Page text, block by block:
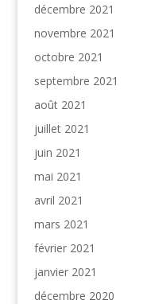
décembre 2021
novembre 2021
octobre 2021
septembre 2021
août 2021
juillet 2021
juin 2021
mai 2021
avril 2021
mars 2021
février 2021
janvier 2021
décembre 2020